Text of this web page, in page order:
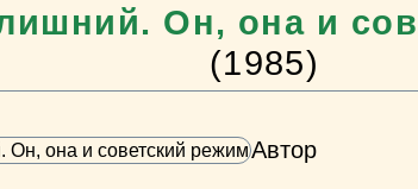
Он, она и
(1985)
Автор